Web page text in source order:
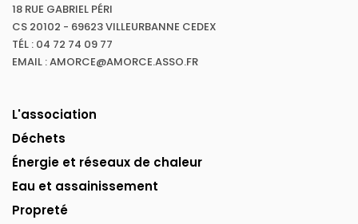
18 RUE GABRIEL PÉRI
CS 20102 - 69623 VILLEURBANNE CEDEX
TÉL : 04 72 74 09 77
EMAIL : AMORCE@AMORCE.ASSO.FR
L'association
Déchets
Énergie et réseaux de chaleur
Eau et assainissement
Propreté